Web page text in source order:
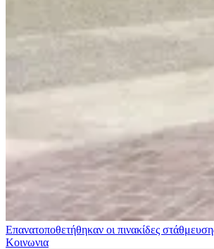
Επανατοποθετήθηκαν οι πινακίδες
Κοινωνια